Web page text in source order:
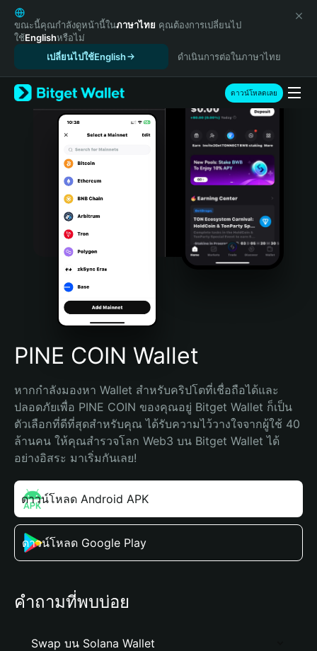
English
日本語
Tiếng Việt
Español (Latinoamérica)
Türkçe
Italiano
Português (Portugal)
Bahasa Indonesia
Português (Brasil)
Español (Argentina)
ขณะนี้คุณกำลังดูหน้านี้ในภาษาไทย คุณต้องการเปลี่ยนไป
ใช้Englishหรือไม่
เปลี่ยนไปใช้English
ดำเนินการต่อในภาษาไทย
ดาวน์โหลดเลย
PINE COIN Wallet
หากกำลังมองหา Wallet สำหรับคริปโตที่เชื่อถือได้และ
ปลอดภัยเพื่อ PINE COIN ของคุณอยู่ Bitget Wallet ก็เป็น
ตัวเลือกที่ดีที่สุดสำหรับคุณ ได้รับความไว้วางใจจากผู้ใช้ 40
ล้านคน ให้คุณสำรวจโลก Web3 บน Bitget Wallet ได้
อย่างอิสระ มาเริ่มกันเลย!
ดาวน์โหลด Android APK
ดาวน์โหลด Google Play
คำถามที่พบบ่อย
Swap บน Solana Wallet